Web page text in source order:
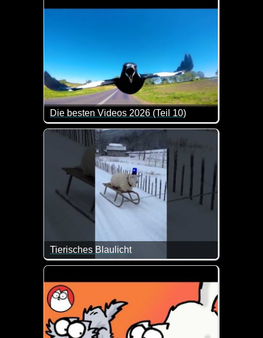
Die besten Videos 2026 (Teil 10)
Eine tolle Zusammenstellung von lustigen
Tierisches Blaulicht
Da hat jemand zurecht das Blaulicht auf dem